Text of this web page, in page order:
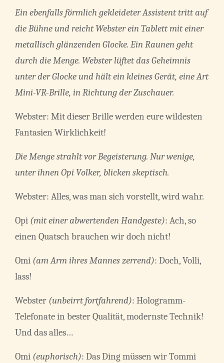
Ein ebenfalls förmlich gekleideter Assistent tritt auf
die Bühne und reicht Webster ein Tablett mit einer
metallisch glänzenden Glocke. Ein Raunen geht
durch die Menge. Webster lüftet das Geheimnis
unter der Glocke und hält ein kleines Gerät, eine Art
Mini-VR-Brille, in Richtung der Zuschauer.
Webster: Mit dieser Brille werden eure wildesten
Fantasien Wirklichkeit!
Die Menge strahlt vor Begeisterung. Nur wenige,
unter ihnen Opi Volker, blicken skeptisch.
Webster: Alles, was man sich vorstellt, wird wahr.
Opi (mit einer abwertenden Handgeste): Ach, so
einen Quatsch brauchen wir doch nicht!
Omi (am Arm ihres Mannes zerrend): Doch, Volli,
lass!
Webster (unbeirrt fortfahrend): Hologramm-
Telefonate in bester Qualität, modernste Technik!
Und das alles…
Omi (euphorisch): Das Ding müssen wir Tommi